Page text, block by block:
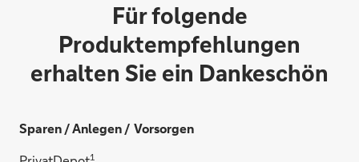
Von ionisch zu ikonisch.
Alles drin.
Für folgende
Produktempfehlungen
erhalten Sie ein Dankeschön
Sparen / Anlegen / Vorsorgen
1